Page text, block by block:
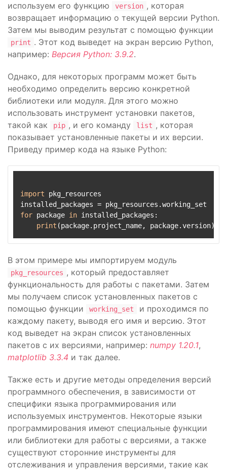
используем его функцию
version , которая
возвращает информацию о текущей версии Python.
Затем мы выводим результат с помощью функции
print . Этот код выведет на экран версию Python,
например: Версия Python: 3.9.2.
Однако, для некоторых программ может быть
необходимо определить версию конкретной
библиотеки или модуля. Для этого можно
использовать инструмент установки пакетов,
такой как
pip , и его команду list , которая
показывает установленные пакеты и их версии.
Приведу пример кода на языке Python:
import pkg_resources
for package in installed_packages:
print
В этом примере мы импортируем модуль
pkg_resources , который предоставляет
функциональность для работы с пакетами. Затем
мы получаем список установленных пакетов с
помощью функции
working_set
и проходимся по
каждому пакету, выводя его имя и версию. Этот
код выведет на экран список установленных
пакетов с их версиями, например: numpy 1.20.1,
matplotlib 3.3.4 и так далее.
Также есть и другие методы определения версий
программного обеспечения, в зависимости от
специфики языка программирования или
используемых инструментов. Некоторые языки
программирования имеют специальные функции
или библиотеки для работы с версиями, а также
существуют сторонние инструменты для
отслеживания и управления версиями, такие как